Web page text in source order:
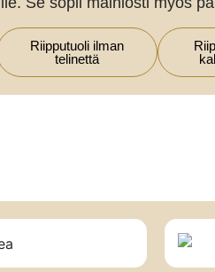
Riipputuoli ilman
telinettä